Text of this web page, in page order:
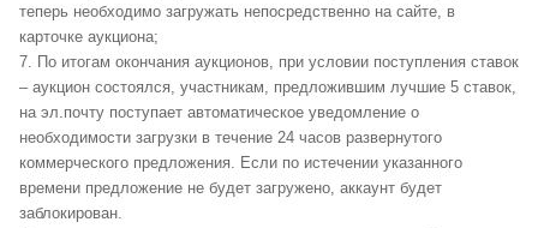
теперь необходимо загружать непосредственно на сайте, в
карточке аукциона;
7. По итогам окончания аукционов, при условии поступления ставок
– аукцион состоялся, участникам, предложившим лучшие 5 ставок,
на эл.почту поступает автоматическое уведомление о
необходимости загрузки в течение 24 часов развернутого
коммерческого предложения. Если по истечении указанного
времени предложение не будет загружено, аккаунт будет
заблокирован.